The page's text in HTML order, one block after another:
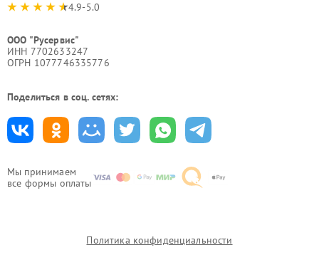
Мы принимаем
все формы оплаты
4.9-5.0
ООО "Русервис"
ИНН 7702633247
ОГРН 1077746335776
Поделиться в соц. сетях:
Политика конфиденциальности